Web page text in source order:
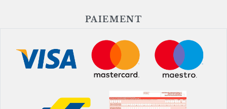
PAIEMENT